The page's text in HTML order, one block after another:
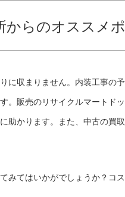
からのオススメ
に収まりません。内装工事の
。販売のリサイクルマートド
助かります。また、中古の買
みてはいかがでしょうか？コ